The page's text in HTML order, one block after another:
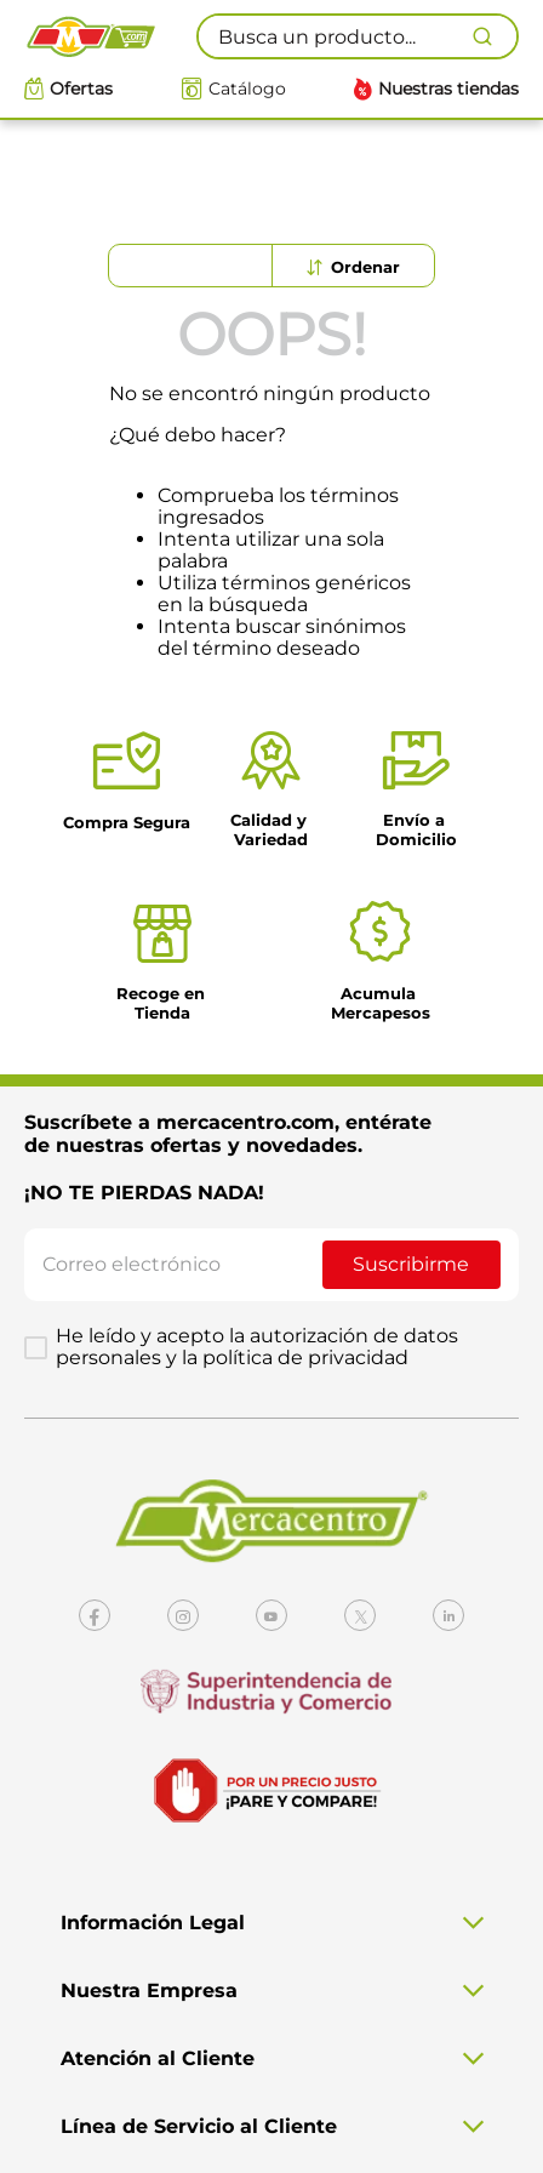
Busca un producto...
Ofertas Catálogo Nuestras tiendas
OOPS!
No se encontró ningún producto
¿Qué debo hacer?
Comprueba los términos
ingresados
Intenta utilizar una sola
palabra
Utiliza términos genéricos
en la búsqueda
Intenta buscar sinónimos
del término deseado
Compra Segura
Calidad y
Variedad
Envío a
Domicilio
Recoge en
Tienda
Acumula
Mercapesos
Suscríbete a mercacentro.com, entérate
de nuestras ofertas y novedades.
¡NO TE PIERDAS NADA!
Suscribirme
He leído y acepto la autorización de datos
personales y la política de privacidad
Información Legal
Nuestra Empresa
Atención al Cliente
Línea de Servicio al Cliente